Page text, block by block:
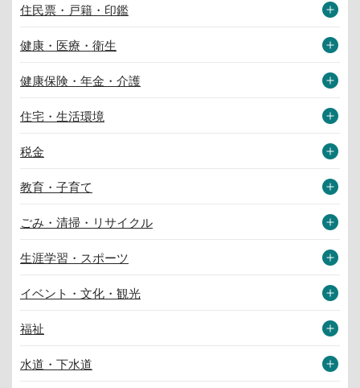
住民票・戸籍・印鑑
健康・医療・衛生
健康保険・年金・介護
住宅・生活環境
税金
教育・子育て
ごみ・清掃・リサイクル
生涯学習・スポーツ
イベント・文化・観光
福祉
水道・下水道